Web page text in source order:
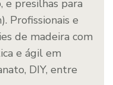
presilhas para
Profissionais e
de madeira com
e ágil em
DIY, entre